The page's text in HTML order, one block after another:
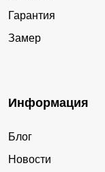
Гарантия
Замер
Информация
Блог
Новости